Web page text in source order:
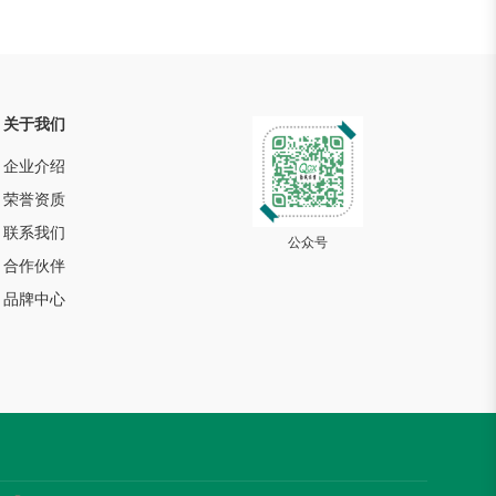
关于我们
企业介绍
荣誉资质
联系我们
合作伙伴
品牌中心
公众号